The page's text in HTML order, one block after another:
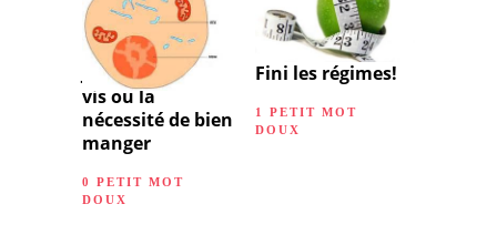
Je mange donc je
vis ou la
nécessité de bien
manger
0 PETIT MOT
DOUX
Fini les régimes!
1 PETIT MOT
DOUX